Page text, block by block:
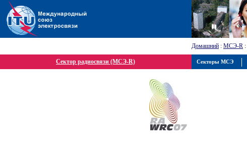
Домашний : МСЭ-R :
Сектор радиосвязи (МСЭ-R) Секторы МСЭ